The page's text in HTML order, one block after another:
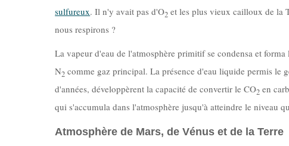
sulfureux. Il n'y avait pas d'O2 et les plus vieux cailloux de la
nous respirons ?
La vapeur d'eau de l'atmosphère primitif se condensa et forma
N2 comme gaz principal. La présence d'eau liquide permis le
d'années, développèrent la capacité de convertir le CO2 en
qui s'accumula dans l'atmosphère jusqu'à atteindre le niveau
Atmosphère de Mars, de Vénus et de la Terre